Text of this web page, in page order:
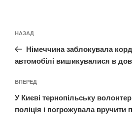
записів
Попередній
запис:
НАЗАД
Німеччина заблокувала
автомобілі вишикувалися в
Наступний
запис
ВПЕРЕД
У Києві тернопільську
поліція і погрожувала вручити